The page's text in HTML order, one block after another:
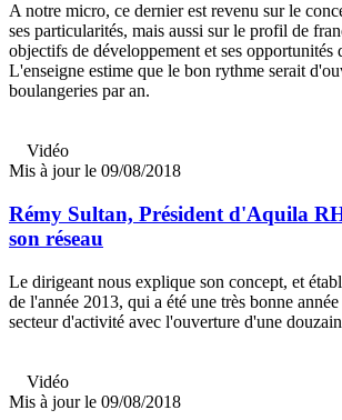
A notre micro, ce dernier est revenu sur le
ses particularités, mais aussi sur le profil de
objectifs de développement et ses opportunités
L'enseigne estime que le bon rythme serait
boulangeries par an.
Vidéo
Mis à jour le 09/08/2018
Rémy Sultan, Président d'Aquila
son réseau
Le dirigeant nous explique son concept, et
de l'année 2013, qui a été une très bonne
secteur d'activité avec l'ouverture d'une
Vidéo
Mis à jour le 09/08/2018